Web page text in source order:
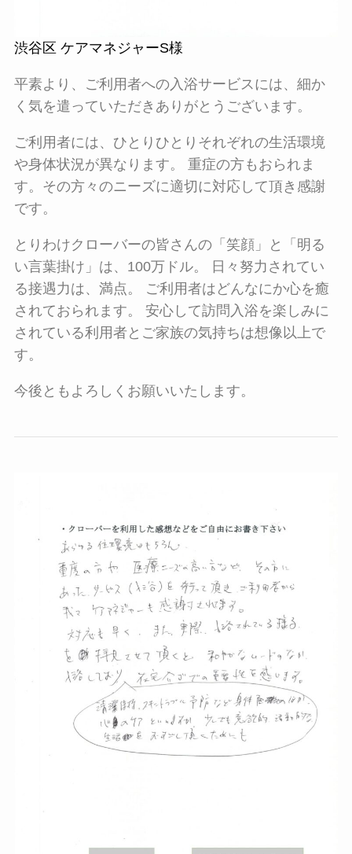
渋谷区 ケアマネジャーS様
平素より、ご利用者への入浴サービスには、細か
く気を遣っていただきありがとうございます。
ご利用者には、ひとりひとりそれぞれの生活環境
や身体状況が異なります。 重症の方もおられま
す。その方々のニーズに適切に対応して頂き感謝
です。
とりわけクローバーの皆さんの「笑顔」と「明る
い言葉掛け」は、100万ドル。 日々努力されてい
る接遇力は、満点。 ご利用者はどんなにか心を癒
されておられます。 安心して訪問入浴を楽しみに
されている利用者とご家族の気持ちは想像以上で
す。
今後ともよろしくお願いいたします。